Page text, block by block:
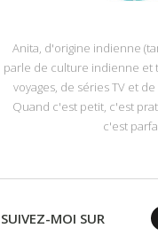
Anita, d'origine indienne
parle de culture indienne et
voyages, de séries TV et
Quand c'est petit, c'est
c'est
SUIVEZ-MOI SUR